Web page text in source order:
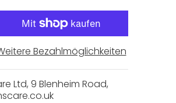
Bezahlmöglichkeiten
Ltd, 9 Blenheim Road,